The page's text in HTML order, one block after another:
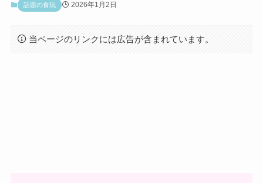
話題の食玩 2026年1月2日
当ページのリンクには広告が含まれています。